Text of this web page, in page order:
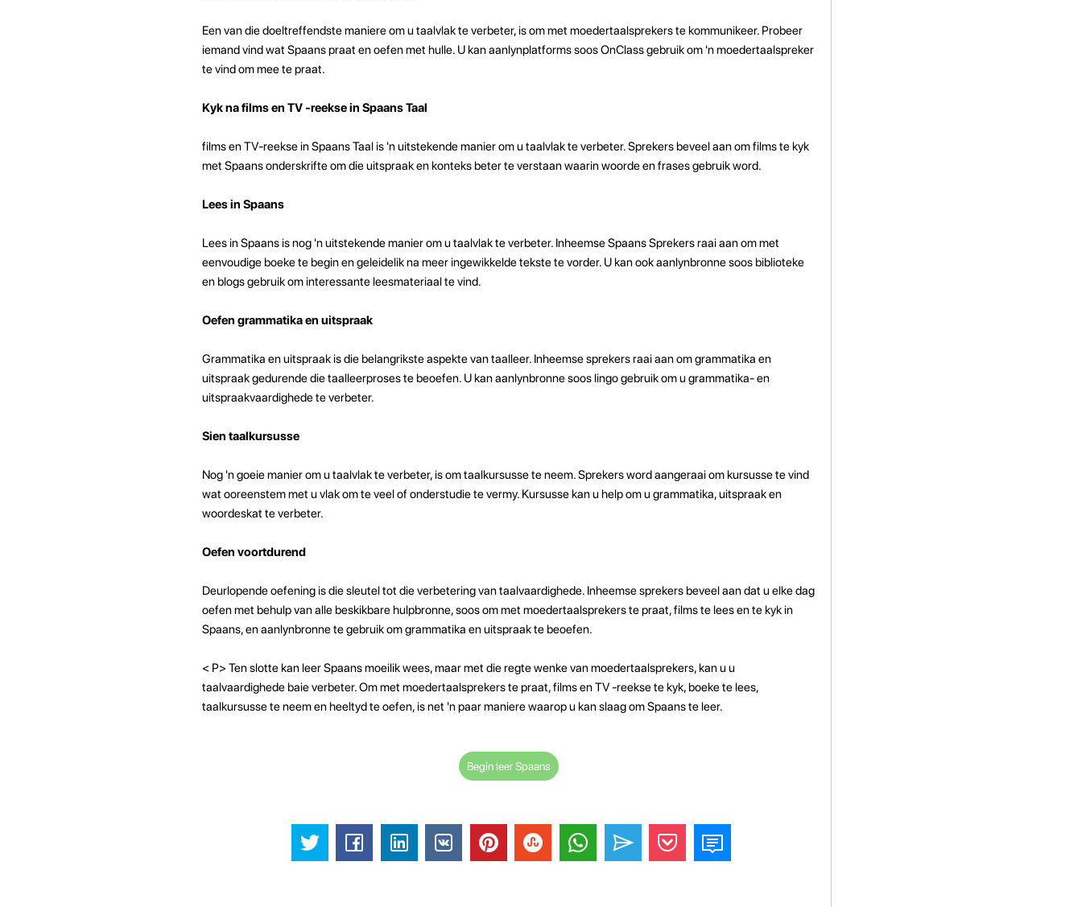
Een van die doeltreffendste maniere om u taalvlak te verbeter, is om met moedertaalsprekers te kommunikeer. Probeer
iemand vind wat Spaans praat en oefen met hulle. U kan aanlynplatforms soos OnClass gebruik om 'n moedertaalspreker
te vind om mee te praat.
Kyk na films en TV -reekse in Spaans Taal
films en TV-reekse in Spaans Taal is 'n uitstekende manier om u taalvlak te verbeter. Sprekers beveel aan om films te kyk
met Spaans onderskrifte om die uitspraak en konteks beter te verstaan ​​waarin woorde en frases gebruik word.
Lees in Spaans
Lees in Spaans is nog 'n uitstekende manier om u taalvlak te verbeter. Inheemse Spaans Sprekers raai aan om met
eenvoudige boeke te begin en geleidelik na meer ingewikkelde tekste te vorder. U kan ook aanlynbronne soos biblioteke
en blogs gebruik om interessante leesmateriaal te vind.
Oefen grammatika en uitspraak
Grammatika en uitspraak is die belangrikste aspekte van taalleer. Inheemse sprekers raai aan om grammatika en
uitspraak gedurende die taalleerproses te beoefen. U kan aanlynbronne soos lingo gebruik om u grammatika- en
uitspraakvaardighede te verbeter.
Sien taalkursusse
Nog 'n goeie manier om u taalvlak te verbeter, is om taalkursusse te neem. Sprekers word aangeraai om kursusse te vind
wat ooreenstem met u vlak om te veel of onderstudie te vermy. Kursusse kan u help om u grammatika, uitspraak en
woordeskat te verbeter.
Oefen voortdurend
Deurlopende oefening is die sleutel tot die verbetering van taalvaardighede. Inheemse sprekers beveel aan dat u elke dag
oefen met behulp van alle beskikbare hulpbronne, soos om met moedertaalsprekers te praat, films te lees en te kyk in
Spaans, en aanlynbronne te gebruik om grammatika en uitspraak te beoefen.
< P> Ten slotte kan leer Spaans moeilik wees, maar met die regte wenke van moedertaalsprekers, kan u u
taalvaardighede baie verbeter. Om met moedertaalsprekers te praat, films en TV -reekse te kyk, boeke te lees,
taalkursusse te neem en heeltyd te oefen, is net 'n paar maniere waarop u kan slaag om Spaans te leer.
Begin leer Spaans